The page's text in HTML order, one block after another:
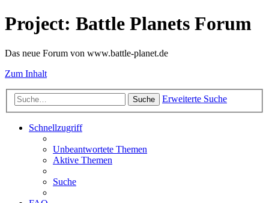
Project: Battle Planets Forum
Das neue Forum von www.battle-planet.de
Zum Inhalt
Suche Erweiterte Suche
Schnellzugriff
Unbeantwortete Themen
Aktive Themen
Suche